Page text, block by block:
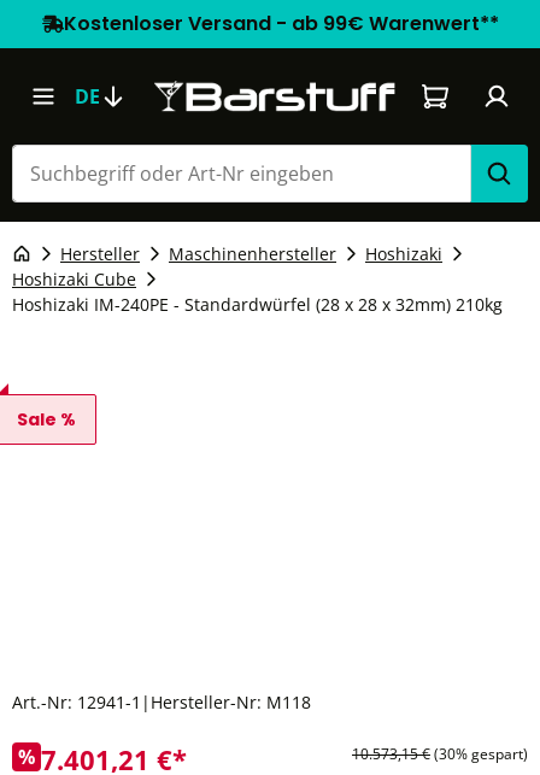
Kostenloser Versand - ab 99€ Warenwert**
DE Warenkorb
Hersteller Maschinenhersteller
Hoshizaki
Hoshizaki Cube
Hoshizaki IM-240PE - Standardwürfel (28 x 28 x 32mm) 210kg
Sale %
Art.-Nr: 12941-1 | Hersteller-Nr: M118
% 7.401,21 €* 10.573,15 €(30% gespart)